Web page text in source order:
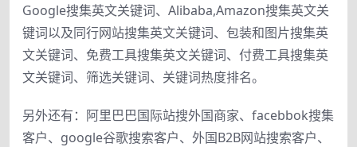
Google搜集英文关键词、Alibaba,Amazon搜集英文关
键词以及同行网站搜集英文关键词、包装和图片搜集英
文关键词、免费工具搜集英文关键词、付费工具搜集英
文关键词、筛选关键词、关键词热度排名。
另外还有：阿里巴巴国际站搜外国商家、facebbok搜集
客户、google谷歌搜索客户、外国B2B网站搜索客户、